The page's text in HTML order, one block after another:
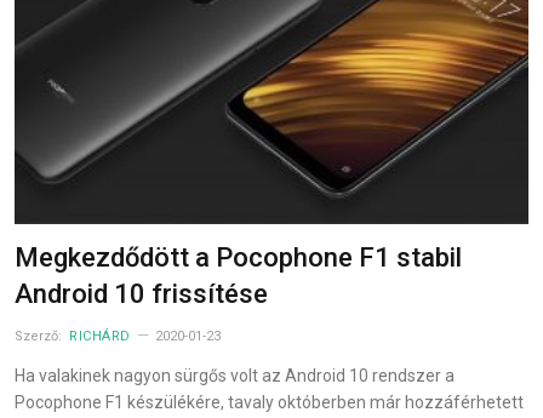
Megkezdődött a Pocophone F1 stabil
Android 10 frissítése
Szerző: RICHÁRD 2020-01-23
Ha valakinek nagyon sürgős volt az Android 10 rendszer a
Pocophone F1 készülékére, tavaly októberben már hozzáférhetett